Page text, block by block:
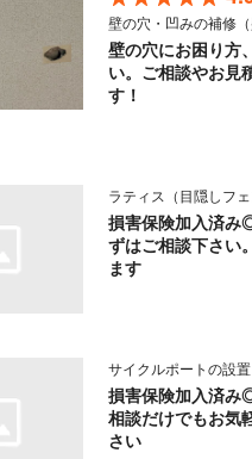
壁の穴・凹みの補修（
壁の穴にお困り方
い。ご相談やお見
す！
ラティス（目隠しフ
損害保険加入済み
ずはご相談下さい
ます
サイクルポートの設置
損害保険加入済み
相談だけでもお気
さい